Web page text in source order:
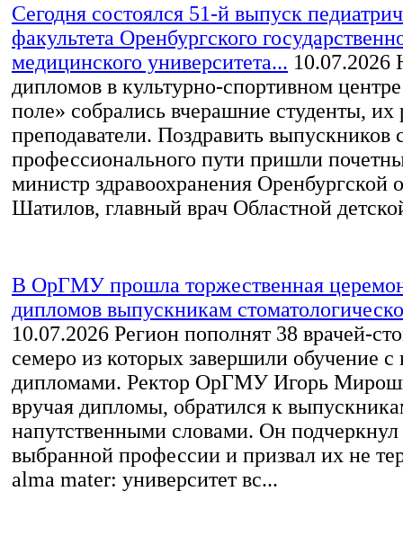
Сегодня состоялся 51-й выпуск
факультета Оренбургского
медицинского университета... 10.07.2026
дипломов в культурно-спортивном
поле» собрались вчерашние студенты, их
преподаватели. Поздравить выпускников
профессионального пути пришли
министр здравоохранения Оренбургской
Шатилов, главный врач Областной
В ОрГМУ прошла торжественная
дипломов выпускникам
10.07.2026 Регион пополнят 38
семеро из которых завершили обучение
дипломами. Ректор ОрГМУ Игорь
вручая дипломы, обратился к
напутственными словами. Он подчеркнул
выбранной профессии и призвал их не
alma mater: университет вс...